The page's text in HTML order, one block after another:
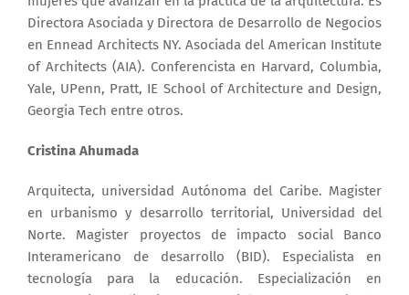
Directora Asociada y Directora de Desarrollo de Negocios
en Ennead Architects NY. Asociada del American Institute
of Architects (AIA). Conferencista en Harvard, Columbia,
Yale, UPenn, Pratt, IE School of Architecture and Design,
Georgia Tech entre otros.
Cristina Ahumada
Arquitecta, universidad Autónoma del Caribe. Magister
en urbanismo y desarrollo territorial, Universidad del
Norte. Magister proyectos de impacto social Banco
Interamericano de desarrollo (BID). Especialista en
tecnología para la educación. Especialización en